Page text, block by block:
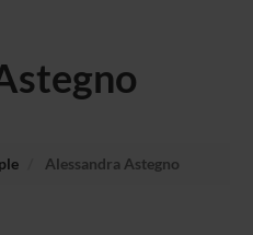
Alessandra Astegno